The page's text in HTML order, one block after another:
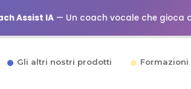
Assist IA — Un coach vocale che gioca
Gli altri nostri prodotti Formazioni